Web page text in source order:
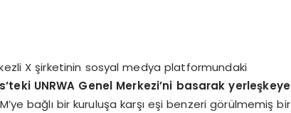
X şirketinin sosyal medya platformundaki
UNRWA Genel Merkezi’ni basarak yerleşkeye
bağlı bir kuruluşa karşı eşi benzeri görülmemiş bir